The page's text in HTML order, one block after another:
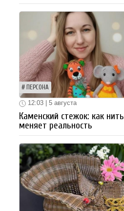
ПЕРСОНА
12:03 | 5 августа
Каменский стежок: как нить
меняет реальность